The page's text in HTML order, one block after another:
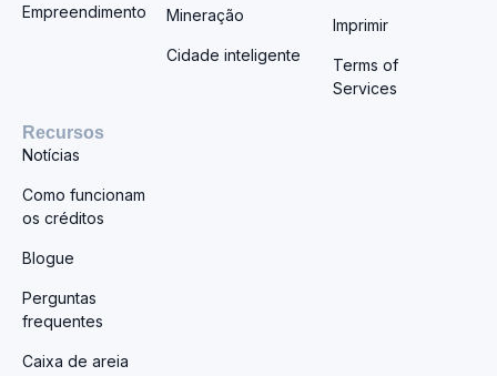
Empreendimento Mineração
Cidade inteligente
Imprimir
Terms of
Services
Recursos
Notícias
Como funcionam
os créditos
Blogue
Perguntas
frequentes
Caixa de areia